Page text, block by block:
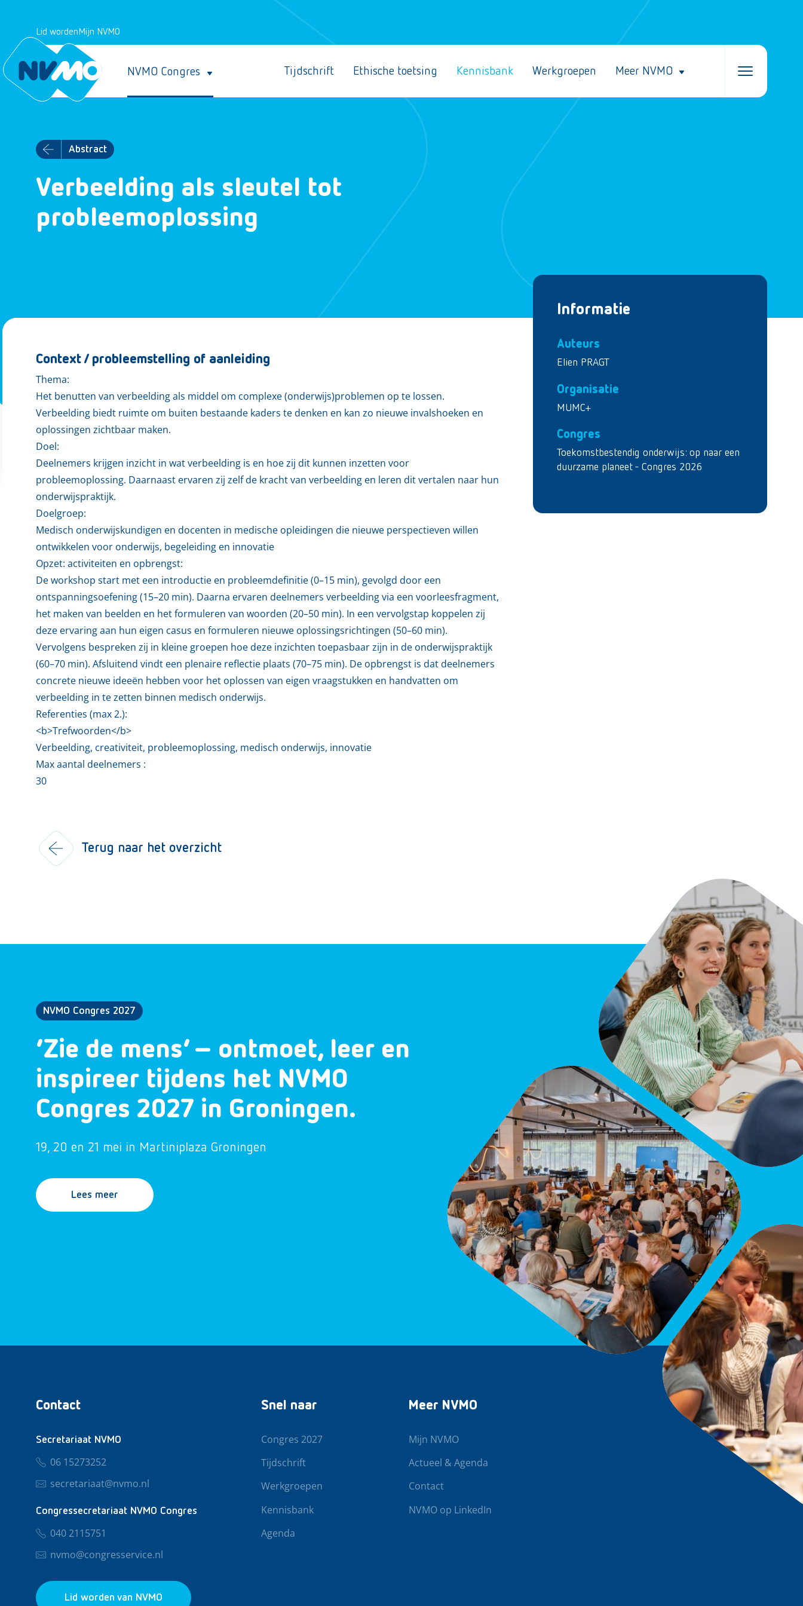
Lid wordenMijn NVMO
NVMO Congres Tijdschrift Ethische toetsing Kennisbank Werkgroepen Meer NVMO
Abstract
Verbeelding als sleutel tot
probleemoplossing
Informatie
Auteurs
Elien PRAGT
Organisatie
MUMC+
Congres
Toekomstbestendig onderwijs: op naar een
duurzame planeet - Congres 2026
Context / probleemstelling of aanleiding
Thema:
Het benutten van verbeelding als middel om complexe (onderwijs)problemen op te lossen.
Verbeelding biedt ruimte om buiten bestaande kaders te denken en kan zo nieuwe invalshoeken en
oplossingen zichtbaar maken.
Doel:
Deelnemers krijgen inzicht in wat verbeelding is en hoe zij dit kunnen inzetten voor
probleemoplossing. Daarnaast ervaren zij zelf de kracht van verbeelding en leren dit vertalen naar hun
onderwijspraktijk.
Doelgroep:
Medisch onderwijskundigen en docenten in medische opleidingen die nieuwe perspectieven willen
ontwikkelen voor onderwijs, begeleiding en innovatie
Opzet: activiteiten en opbrengst:
De workshop start met een introductie en probleemdefinitie (0–15 min), gevolgd door een
ontspanningsoefening (15–20 min). Daarna ervaren deelnemers verbeelding via een voorleesfragment,
het maken van beelden en het formuleren van woorden (20–50 min). In een vervolgstap koppelen zij
deze ervaring aan hun eigen casus en formuleren nieuwe oplossingsrichtingen (50–60 min).
Vervolgens bespreken zij in kleine groepen hoe deze inzichten toepasbaar zijn in de onderwijspraktijk
(60–70 min). Afsluitend vindt een plenaire reflectie plaats (70–75 min). De opbrengst is dat deelnemers
concrete nieuwe ideeën hebben voor het oplossen van eigen vraagstukken en handvatten om
verbeelding in te zetten binnen medisch onderwijs.
Referenties (max 2.):
<b>Trefwoorden</b>
Verbeelding, creativiteit, probleemoplossing, medisch onderwijs, innovatie
Max aantal deelnemers :
30
Terug naar het overzicht
NVMO Congres 2027
‘Zie de mens’ – ontmoet, leer en
inspireer tijdens het NVMO
Congres 2027 in Groningen.
19, 20 en 21 mei in Martiniplaza Groningen
Lees meer
Contact
Secretariaat NVMO
06 15273252
secretariaat@nvmo.nl
Congressecretariaat NVMO Congres
040 2115751
nvmo@congresservice.nl
Lid worden van NVMO
Snel naar
Congres 2027
Tijdschrift
Werkgroepen
Kennisbank
Agenda
Meer NVMO
Mijn NVMO
Actueel & Agenda
Contact
NVMO op LinkedIn